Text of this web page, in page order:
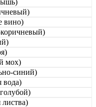
вино)
мох)
синий)
вода)
листва)